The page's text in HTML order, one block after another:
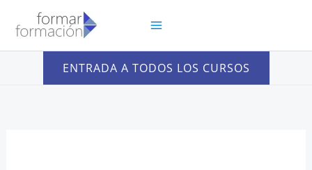
contenido
ENTRADA A TODOS LOS CURSOS